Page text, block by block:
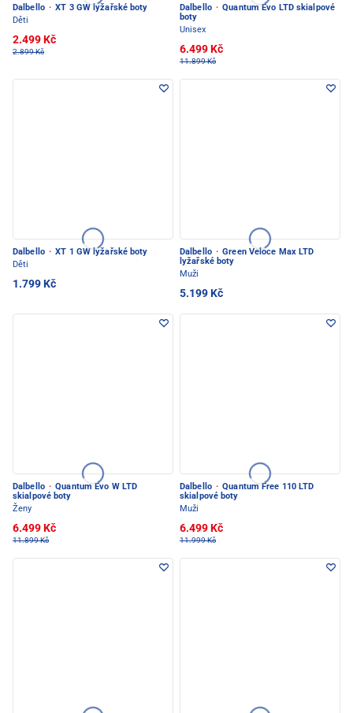
Dalbello · XT 3 GW lyžařské boty
Děti
2.499 Kč
2.899 Kč
Dalbello · Quantum Evo LTD skialpové
boty
Unisex
6.499 Kč
11.899 Kč
Dalbello · XT 1 GW lyžařské boty
Děti
1.799 Kč
Dalbello · Green Veloce Max LTD
lyžařské boty
Muži
5.199 Kč
Dalbello · Quantum Evo W LTD
skialpové boty
Ženy
6.499 Kč
11.899 Kč
Dalbello · Quantum Free 110 LTD
skialpové boty
Muži
6.499 Kč
11.999 Kč